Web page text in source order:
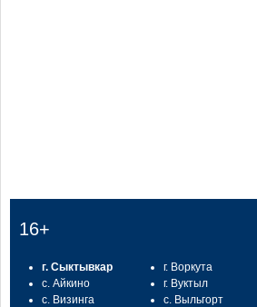
16+
г. Сыктывкар
с. Айкино
с. Визинга
г. Воркута
г. Вуктыл
с. Выльгорт